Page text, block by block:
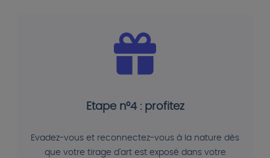
Etape n°4 : profitez
Evadez-vous et reconnectez-vous à la nature dès
que votre tirage d'art est exposé dans votre